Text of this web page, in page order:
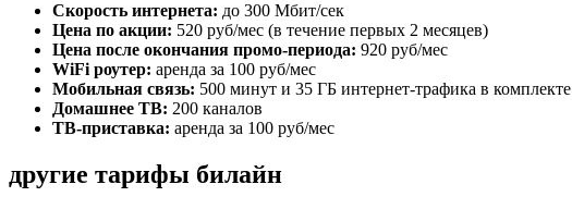
Скорость интернета: до 300 Мбит/сек
Цена по акции: 520 руб/мес (в течение первых 2 месяцев)
Цена после окончания промо-периода: 920 руб/мес
WiFi роутер: аренда за 100 руб/мес
Мобильная связь: 500 минут и 35 ГБ интернет-трафика в комплекте
Домашнее ТВ: 200 каналов
ТВ-приставка: аренда за 100 руб/мес
другие тарифы билайн